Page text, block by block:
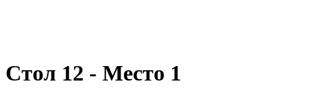
Стол 12 - Место 1